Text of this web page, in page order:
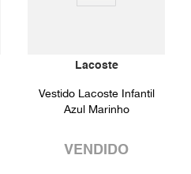
Lacoste
Vestido Lacoste Infantil
Azul Marinho
VENDIDO